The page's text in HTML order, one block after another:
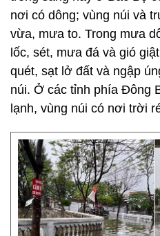
nơi có dông; vùng núi và
vừa, mưa to. Trong mưa
lốc, sét, mưa đá và gió
quét, sạt lở đất và ngập
núi. Ở các tỉnh phía Đông
lạnh, vùng núi có nơi trời